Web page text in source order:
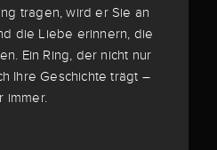
tragen, wird er Sie an
die Liebe erinnern, die
Ein Ring, der nicht nur
Ihre Geschichte trägt –
immer.